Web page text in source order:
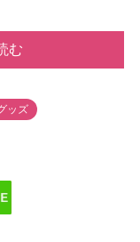
む
ッズ